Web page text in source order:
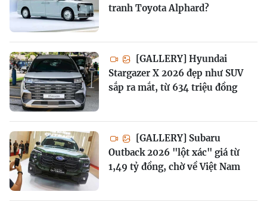
tranh Toyota Alphard?
[GALLERY] Hyundai
Stargazer X 2026 đẹp như SUV
sắp ra mắt, từ 634 triệu đồng
[GALLERY] Subaru
Outback 2026 "lột xác" giá từ
1,49 tỷ đồng, chờ về Việt Nam